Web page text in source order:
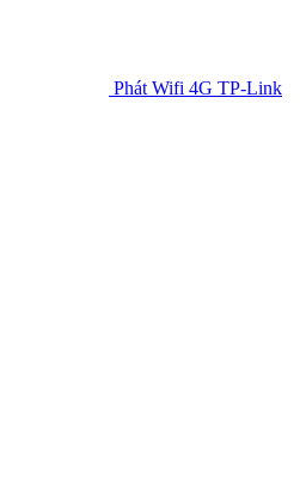
Phát Wifi 4G TP-Link